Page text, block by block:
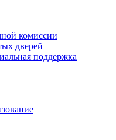
комиссии
дверей
поддержка